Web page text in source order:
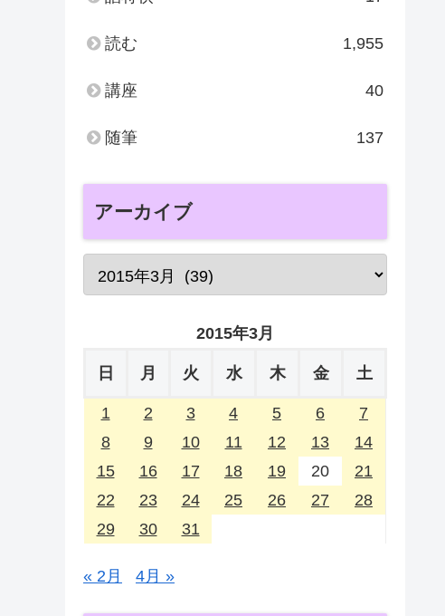
読む 1,955
講座 40
随筆 137
アーカイブ
2015年3月
日 月 火 水 木 金 土
1 2 3 4 5 6
7
8
9 10 11 12 13
14
15
16 17 18 19 20
21
22
23 24 25 26 27
28
29
30 31
« 2月 4月 »